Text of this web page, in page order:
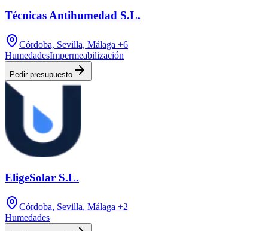
Técnicas Antihumedad S.L.
Córdoba, Sevilla, Málaga +6
HumedadesImpermeabilización
Pedir presupuesto
EligeSolar S.L.
Córdoba, Sevilla, Málaga +2
Humedades